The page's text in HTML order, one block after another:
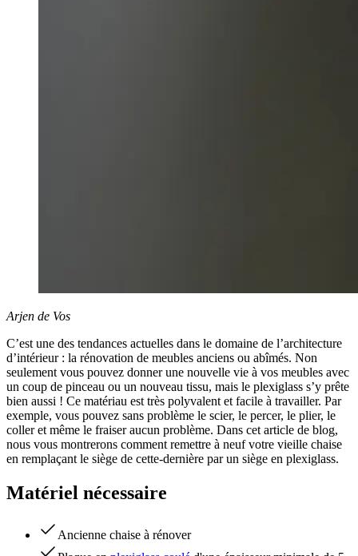
Arjen de Vos
C’est une des tendances actuelles dans le domaine de l’architecture
d’intérieur : la rénovation de meubles anciens ou abîmés. Non
seulement vous pouvez donner une nouvelle vie à vos meubles avec
un coup de pinceau ou un nouveau tissu, mais le plexiglass s’y prête
bien aussi ! Ce matériau est très polyvalent et facile à travailler. Par
exemple, vous pouvez sans problème le scier, le percer, le plier, le
coller et même le fraiser aucun problème. Dans cet article de blog,
nous vous montrerons comment remettre à neuf votre vieille chaise
en remplaçant le siège de cette-dernière par un siège en plexiglass.
Matériel nécessaire
Ancienne chaise à rénover